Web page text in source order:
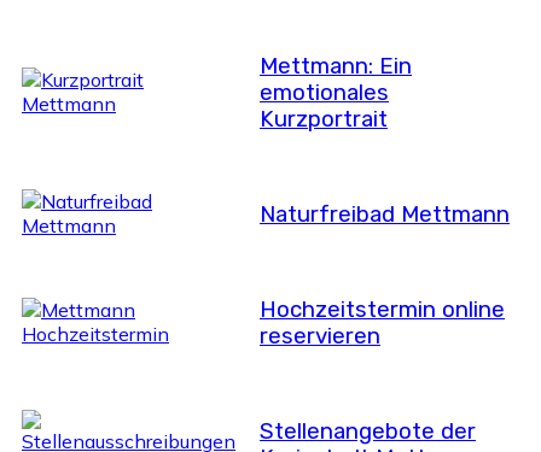
Mettmann: Ein
emotionales
Kurzportrait
Naturfreibad Mettmann
Hochzeitstermin online
reservieren
Stellenangebote der